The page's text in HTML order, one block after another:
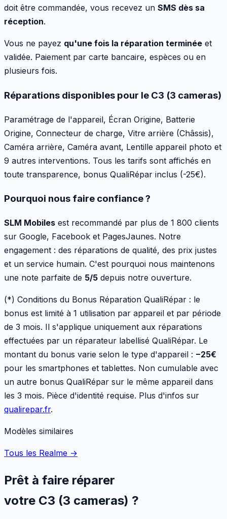
doit être commandée, vous recevez un SMS dès sa
réception.
Vous ne payez qu'une fois la réparation terminée et
validée. Paiement par carte bancaire, espèces ou en
plusieurs fois.
Réparations disponibles pour le C3 (3 cameras)
Paramétrage de l'appareil, Écran Origine, Batterie
Origine, Connecteur de charge, Vitre arrière (Châssis),
Caméra arrière, Caméra avant, Lentille appareil photo et
9 autres interventions. Tous les tarifs sont affichés en
toute transparence, bonus QualiRépar inclus (-25€).
Pourquoi nous faire confiance ?
SLM Mobiles est recommandé par plus de 1 800 clients
sur Google, Facebook et PagesJaunes. Notre
engagement : des réparations de qualité, des prix justes
et un service humain. C'est pourquoi nous maintenons
une note parfaite de 5/5 depuis notre ouverture.
(*) Conditions du Bonus Réparation QualiRépar : le
bonus est limité à 1 utilisation par appareil et par période
de 3 mois. Il s'applique uniquement aux réparations
effectuées par un réparateur labellisé QualiRépar. Le
montant du bonus varie selon le type d'appareil : −25€
pour les smartphones et tablettes. Non cumulable avec
un autre bonus QualiRépar sur le même appareil dans
les 3 mois. Pièce d'identité requise. Plus d'infos sur
qualirepar.fr.
Modèles similaires
Tous les Realme →
Prêt à faire réparer
votre C3 (3 cameras) ?